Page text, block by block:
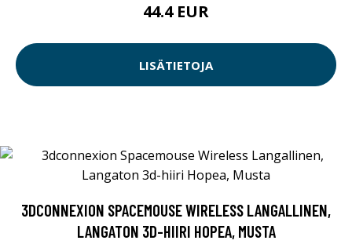
44.4 EUR
LISÄTIETOJA
3DCONNEXION SPACEMOUSE WIRELESS LANGALLINEN,
LANGATON 3D-HIIRI HOPEA, MUSTA